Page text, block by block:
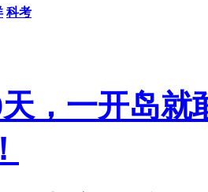
科考
天，一开岛